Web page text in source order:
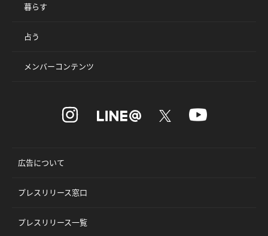
暮らす
占う
メンバーコンテンツ
広告について
プレスリリース窓口
プレスリリース一覧